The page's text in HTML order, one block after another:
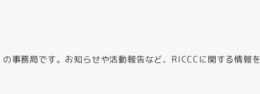
事務局です。お知らせや活動報告など、RICCCに関する情報を